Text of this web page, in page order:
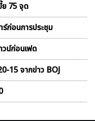
ย 75 จุด
ร์ก่อนการประชุม
น์ก่อนเฟด
15 จากข่าว BOJ